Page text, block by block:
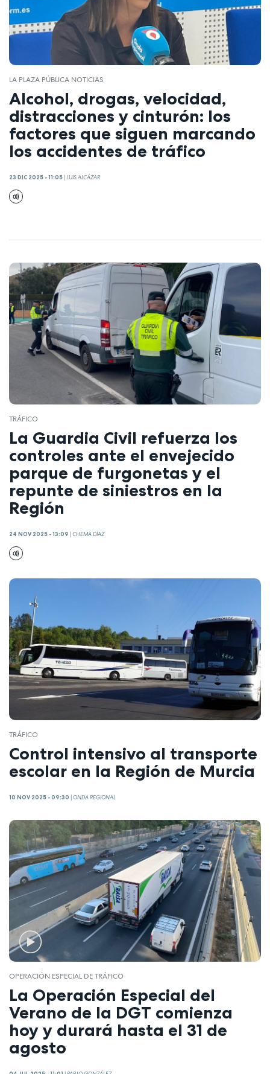
LA PLAZA PÚBLICA NOTICIAS
Alcohol, drogas, velocidad,
distracciones y cinturón: los
factores que siguen marcando
los accidentes de tráfico
23 DIC 2025 - 11:05 |LUIS ALCÁZAR
TRÁFICO
La Guardia Civil refuerza los
controles ante el envejecido
parque de furgonetas y el
repunte de siniestros en la
Región
24 NOV 2025 - 13:09 CHEMA DÍAZ
TRÁFICO
Control intensivo al transporte
escolar en la Región de Murcia
10 NOV 2025 - 09:30 |ONDA REGIONAL
OPERACIÓN ESPECIAL DE TRÁFICO
La Operación Especial del
Verano de la DGT comienza
hoy y durará hasta el 31 de
agosto